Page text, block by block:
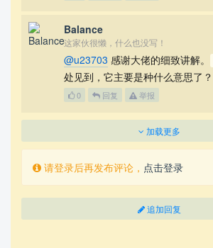
Balance
这家伙很懒，什么也没写！
@u23703 感谢大佬的细致讲解。
处见到，它主要是种什么意思了？
0 回复 举报
加载更多
请登录后再发布评论， 点击登录
追加回复